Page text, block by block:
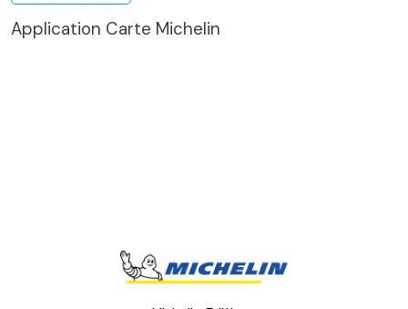
Application Carte Michelin